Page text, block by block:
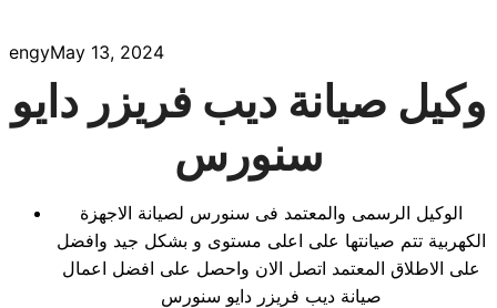
engyMay 13, 2024
وكيل صيانة ديب فريزر دايو
سنورس
الوكيل الرسمى والمعتمد فى سنورس لصيانة الاجهزة
الكهربية تتم صيانتها على اعلى مستوى و بشكل جيد وافضل
على الاطلاق المعتمد اتصل الان واحصل على افضل اعمال
صيانة ديب فريزر دايو سنورس